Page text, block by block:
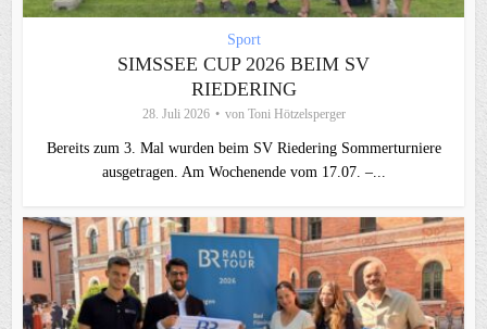
Sport
SIMSSEE CUP 2026 BEIM SV
RIEDERING
28. Juli 2026 von Toni Hötzelsperger
Bereits zum 3. Mal wurden beim SV Riedering Sommerturniere
ausgetragen. Am Wochenende vom 17.07. –...